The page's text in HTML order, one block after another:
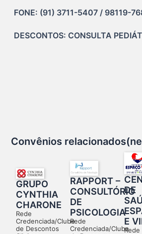
FONE: (91) 3711-5407 / 98119-
DESCONTOS: CONSULTA
Convênios
GRUPO
CYNTHIA
CHARONE
Rede
Credenciada/Clube
de Descontos
RAPPORT –
CONSULTÓRIO
DE
PSICOLOGIA
Rede
Credenciada/Clube
DE
E
Rede